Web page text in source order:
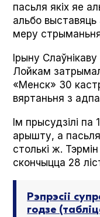
пасьля якіх яе
альбо выставяць
меру
Ірыну
Лойкам
«Менск» 30
вяртаньня з
Ім прысудзілі па
арышту, а пасьля
столькі ж.
скончыцца 28
Рэпрэсіі
годзе